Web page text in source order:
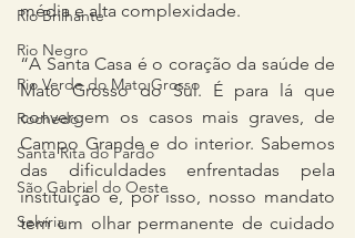
Rio Brilhante
Rio Negro
Rio Verde do Mato Grosso
Rochedo
Santa Rita do Pardo
São Gabriel do Oeste
Selvíria
média e alta complexidade.
“A Santa Casa é o coração da saúde de
Mato Grosso do Sul. É para lá que
convergem os casos mais graves, de
Campo Grande e do interior. Sabemos
das dificuldades enfrentadas pela
instituição e, por isso, nosso mandato
tem um olhar permanente de cuidado